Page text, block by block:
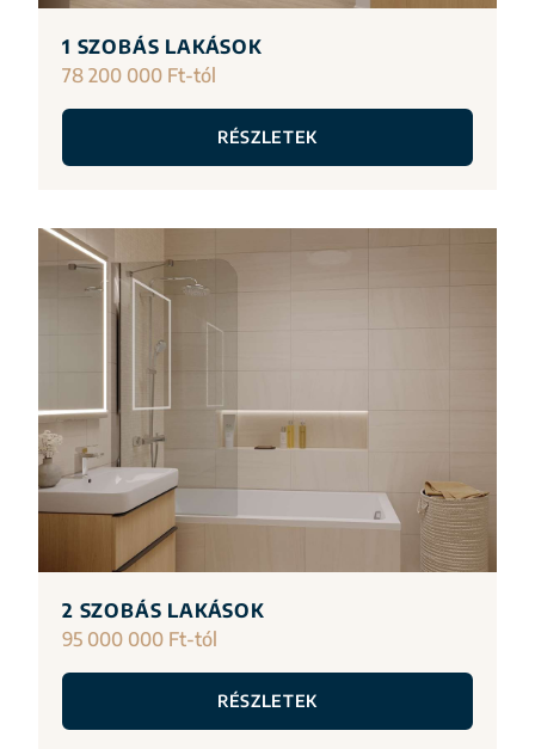
1 SZOBÁS LAKÁSOK
78 200 000 Ft-tól
RÉSZLETEK
2 SZOBÁS LAKÁSOK
95 000 000 Ft-tól
RÉSZLETEK